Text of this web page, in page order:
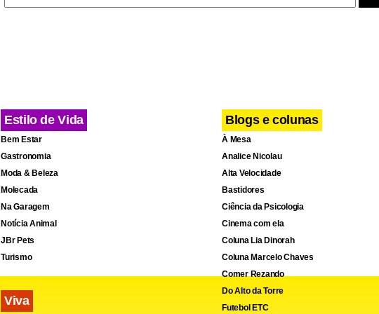
Se as alegações da Microsoft sobre “direitos de bloqueio” são verdadeiras,
Estilo de Vida
Bem Estar
Gastronomia
Moda & Beleza
Molecada
Na Garagem
Notícia Animal
JBr Pets
Turismo
Viva
Blogs e colunas
À Mesa
Analice Nicolau
Alta Velocidade
Bastidores
Ciência da Psicologia
Cinema com ela
Coluna Lia Dinorah
Coluna Marcelo Chaves
Comer Rezando
Do Alto da Torre
Futebol ETC